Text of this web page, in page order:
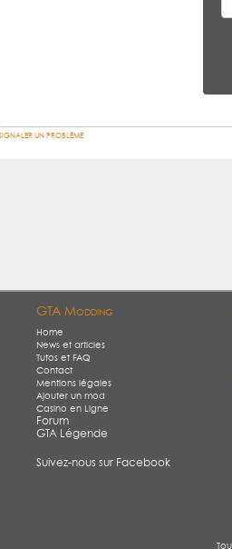
UN PROBLÈME
GTA Modding
Home
News et articles
Tutos et FAQ
Contact
Mentions légales
Ajouter un mod
Casino en Ligne
Forum
GTA Légende
Suivez-nous sur Facebook